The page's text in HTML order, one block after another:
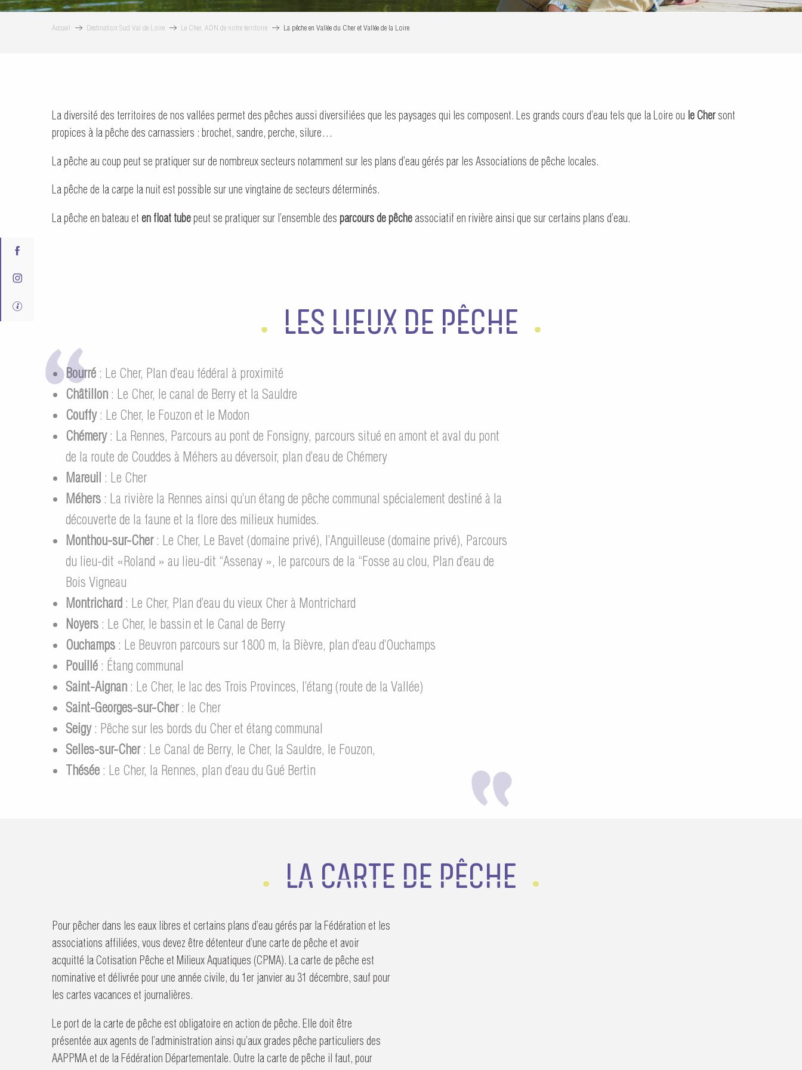
Accueil Destination Sud Val de Loire Le Cher, ADN de notre territoire La pêche en Vallée du Cher et Vallée de la Loire
La diversité des territoires de nos vallées permet des pêches aussi diversifiées que les paysages qui les composent. Les grands cours d’eau tels que la Loire ou le Cher sont
propices à la pêche des carnassiers : brochet, sandre, perche, silure…
La pêche au coup peut se pratiquer sur de nombreux secteurs notamment sur les plans d’eau gérés par les Associations de pêche locales.
La pêche de la carpe la nuit est possible sur une vingtaine de secteurs déterminés.
La pêche en bateau et en float tubepeut se pratiquer sur l’ensemble des parcours de pêche associatif en rivière ainsi que sur certains plans d’eau.
LES LIEUX DE PÊCHE
Bourré : Le Cher, Plan d’eau fédéral à proximité
Châtillon : Le Cher, le canal de Berry et la Sauldre
Couffy: Le Cher, le Fouzon et le Modon
Chémery: La Rennes, Parcours au pont de Fonsigny, parcours situé en amont et aval du pont
de la route de Couddes à Méhers au déversoir, plan d’eau de Chémery
Mareuil : Le Cher
Méhers : La rivière la Rennes ainsi qu’un étang de pêche communal spécialement destiné à la
découverte de la faune et la flore des milieux humides.
Monthou-sur-Cher: Le Cher, Le Bavet (domaine privé), l’Anguilleuse (domaine privé), Parcours
du lieu-dit «Roland » au lieu-dit “Assenay », le parcours de la “Fosse au clou, Plan d’eau de
Bois Vigneau
Montrichard : Le Cher, Plan d’eau du vieux Cher à Montrichard
Noyers : Le Cher, le bassin et le Canal de Berry
Ouchamps : Le Beuvron parcours sur 1800 m, la Bièvre, plan d’eau d’Ouchamps
Pouillé : Étang communal
Saint-Aignan : Le Cher, le lac des Trois Provinces, l’étang (route de la Vallée)
Saint-Georges-sur-Cher: le Cher
Seigy: Pêche sur les bords du Cher et étang communal
Selles-sur-Cher: Le Canal de Berry, le Cher, la Sauldre, le Fouzon,
Thésée : Le Cher, la Rennes, plan d’eau du Gué Bertin
LA CARTE DE PÊCHE
Pour pêcher dans les eaux libres et certains plans d’eau gérés par la Fédération et les
associations affiliées, vous devez être détenteur d’une carte de pêche et avoir
acquitté la Cotisation Pêche et Milieux Aquatiques (CPMA). La carte de pêche est
nominative et délivrée pour une année civile, du 1er janvier au 31 décembre, sauf pour
les cartes vacances et journalières.
Le port de la carte de pêche est obligatoire en action de pêche. Elle doit être
présentée aux agents de l’administration ainsi qu’aux grades pêche particuliers des
AAPPMA et de la Fédération Départementale. Outre la carte de pêche il faut, pour